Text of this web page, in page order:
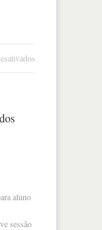
aluno
sessão